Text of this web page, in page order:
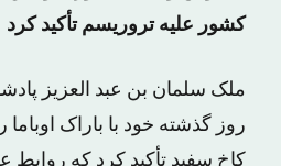
کشور علیه تروریسم تأکید کرد
ملک سلمان بن عبد العزیز
روز گذشته خود با باراک
کاخ سفید تأکید کرد که روابط